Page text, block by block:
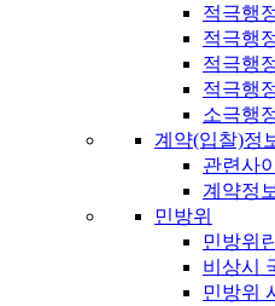
적극행
적극행
적극행
적극행
소극행
계약(입찰)정
관련사
계약정
민방위
민방위
비상시
민방위